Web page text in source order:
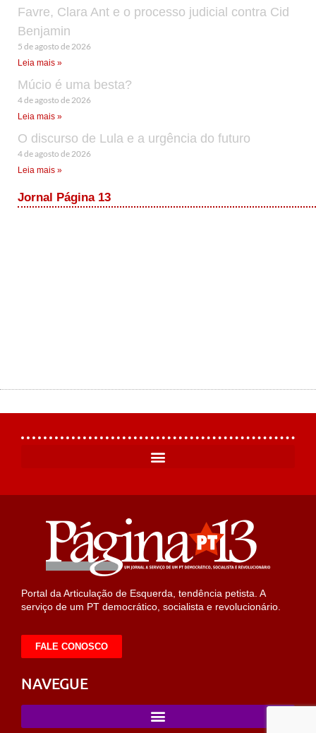
Favre, Clara Ant e o processo judicial contra Cid
Benjamin
5 de agosto de 2026
Leia mais »
Múcio é uma besta?
4 de agosto de 2026
Leia mais »
O discurso de Lula e a urgência do futuro
4 de agosto de 2026
Leia mais »
Jornal Página 13
Portal da Articulação de Esquerda, tendência petista. A
serviço de um PT democrático, socialista e revolucionário.
FALE CONOSCO
NAVEGUE